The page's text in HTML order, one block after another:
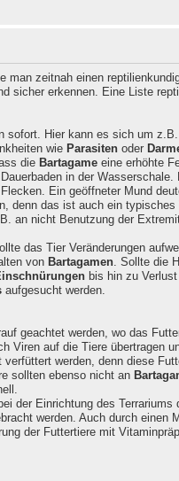
man zeitnah einen
sicher erkennen. Eine Liste
sofort. Hier kann es sich um
wie Parasitenoder
die Bartagameeine erhöhte
in der Wasserschale.
Ein geöffneter Mund
denn das ist auch ein typisches
an nicht Benutzung der
das Tier Veränderungen
von Bartagamen. Sollte die
bis hin zu Verlust
aufgesucht werden.
geachtet werden, wo das
Viren auf die Tiere übertragen
werden, denn diese
sollten ebenso nicht an
der Einrichtung des
werden. Auch durch einen
der Futtertiere mit